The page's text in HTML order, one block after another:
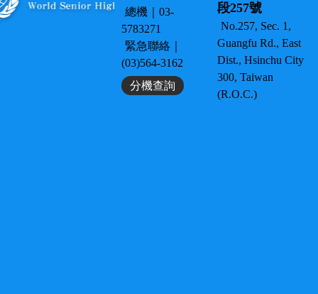
總機｜03-
5783271
緊急聯絡｜
(03)564-3162
分機查詢
段257號
No.257, Sec. 1,
Guangfu Rd., East
Dist., Hsinchu City
300, Taiwan
(R.O.C.)